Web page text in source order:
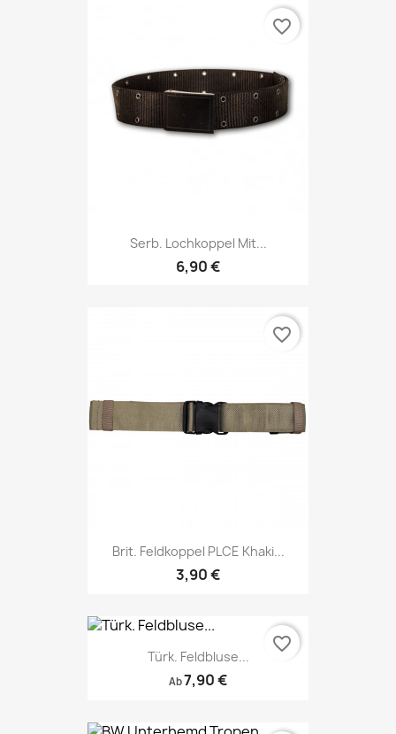
Serb. Lochkoppel Mit...
6,90 €
favorite_border
Brit. Feldkoppel PLCE Khaki...
3,90 €
favorite_border
Türk. Feldbluse...
Ab7,90 €
favorite_border